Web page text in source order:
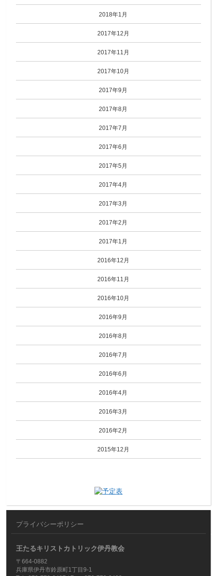
2018年1月
2017年12月
2017年11月
2017年10月
2017年9月
2017年8月
2017年7月
2017年6月
2017年5月
2017年4月
2017年3月
2017年2月
2017年1月
2016年12月
2016年11月
2016年10月
2016年9月
2016年8月
2016年7月
2016年6月
2016年4月
2016年3月
2016年2月
2015年12月
プライバシーポリシー
王たるキリストカトリック伊丹教会
〒664-0882
兵庫県伊丹市鈴原町1丁目9-1